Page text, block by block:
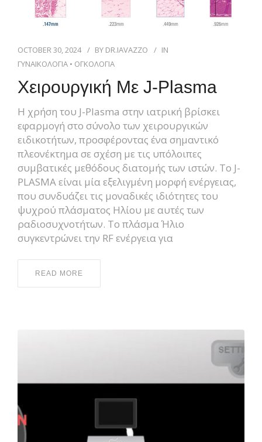
OCTOBER 30, 2024 BY DR.IAVAZZO
IN
ΓΥΝΑΙΚΟΛΟΓΙΑ • ΟΓΚΟΛΟΓΙΑ
Χειρουργική Με J-Plasma
Η χρήση του J-Plasma στην ιατρική βρίσκει
εφαρμογή στο σύνολο των χειρουργικών
ειδικοτήτων, προσφέροντας ένα σημαντικό
πλεονέκτημα σε σχέση με τις υπόλοιπες
συμβατικές μεθόδους διατομής των ιστών. Το J-
PLASMA είναι μία εξελιγμένη μορφή ενέργειας,
που συνδυάζει τις μοναδικές ιδιότητες του
ψυχρού πλάσματος Ηλίου με αυτές των
ραδιοσυχνοτήτων. Το πλάσμα Ήλιο
συγκεντρώνει την RF ενέργεια για
READ MORE